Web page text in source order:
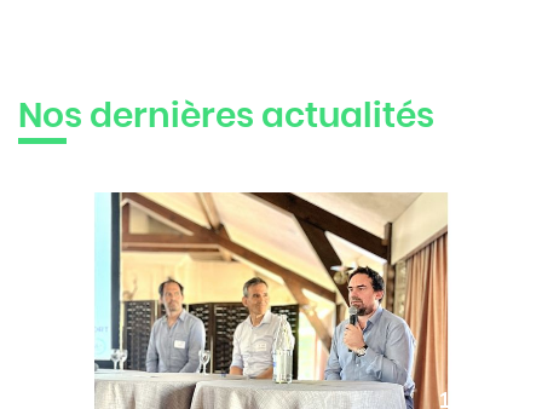
Nos dernières actualités
10